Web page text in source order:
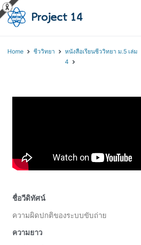
Home ชีววิทยา
หนังสือเรียนชีววิทยา ม.5 เล่ม
4
ชื่อวีดิทัศน์
ความผิดปกติของระบบขับถ่าย
ความยาว